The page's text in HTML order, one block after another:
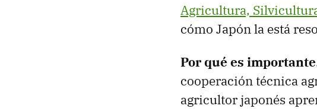
Agricultura,
cómo Japón la está
Por qué es importante
cooperación técnica
agricultor japonés